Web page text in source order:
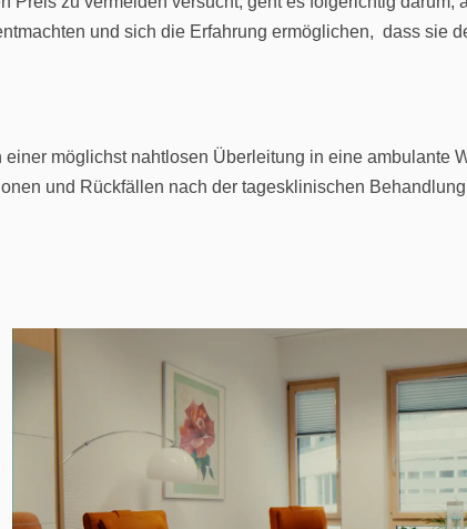
und sich die Erfahrung ermöglichen, dass sie
möglichst nahtlosen Überleitung in eine ambulante
und Rückfällen nach der tagesklinischen